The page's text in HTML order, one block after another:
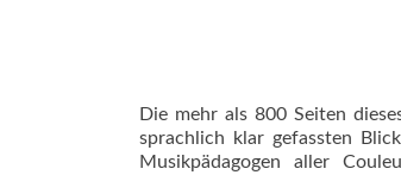
Die mehr als 800 Seiten
sprachlich klar gefassten
Musikpädagogen aller